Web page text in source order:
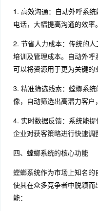
1. 高效沟通：自动外呼系
电话，大幅提高沟通的效率。
2. 节省人力成本：传统的
培训及管理成本。自动外
可以将资源用于更为关键的
3. 精准筛选线索：螳螂系
像，自动筛选出高潜力客户
4. 实时数据反馈：系统能
企业对获客策略进行快速调
四、螳螂系统的核心功能
螳螂系统作为市场上知名
使其在众多竞争者中脱颖
能：